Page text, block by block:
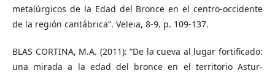
metalúrgicos de la Edad del Bronce en el centro-occidente
de la región cantábrica”. Veleia, 8-9. p. 109-137.
BLAS CORTINA, M.A. (2011): “De la cueva al lugar fortificado:
una mirada a la edad del bronce en el territorio Astur-